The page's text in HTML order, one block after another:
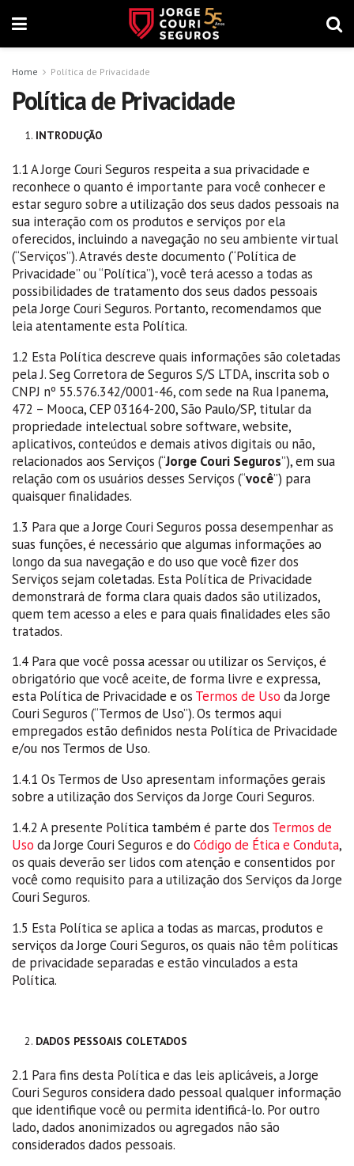
Home Política de Privacidade
Política de Privacidade
INTRODUÇÃO
1.1 A Jorge Couri Seguros respeita a sua privacidade e
reconhece o quanto é importante para você conhecer e
estar seguro sobre a utilização dos seus dados pessoais na
sua interação com os produtos e serviços por ela
oferecidos, incluindo a navegação no seu ambiente virtual
(“Serviços”). Através deste documento (“Política de
Privacidade” ou “Política”), você terá acesso a todas as
possibilidades de tratamento dos seus dados pessoais
pela Jorge Couri Seguros. Portanto, recomendamos que
leia atentamente esta Política.
1.2 Esta Política descreve quais informações são coletadas
pelaJ. Seg Corretora de Seguros S/S LTDA, inscrita sob o
CNPJ nº 55.576.342/0001-46, com sede na Rua Ipanema,
472 – Mooca, CEP 03164-200, São Paulo/SP, titular da
propriedade intelectual sobre software, website,
aplicativos, conteúdos e demais ativos digitais ou não,
relacionados aos Serviços (“Jorge Couri Seguros”), em sua
relação com os usuários desses Serviços (“você”) para
quaisquer finalidades.
1.3 Para que a Jorge Couri Seguros possa desempenhar as
suas funções, é necessário que algumas informações ao
longo da sua navegação e do uso que você fizer dos
Serviços sejam coletadas. Esta Política de Privacidade
demonstrará de forma clara quais dados são utilizados,
quem tem acesso a eles e para quais finalidades eles são
tratados.
1.4 Para que você possa acessar ou utilizar os Serviços, é
obrigatório que você aceite, de forma livre e expressa,
esta Política de Privacidade e os Termos de Uso da Jorge
Couri Seguros (“Termos de Uso”). Os termos aqui
empregados estão definidos nesta Política de Privacidade
e/ou nos Termos de Uso.
1.4.1 Os Termos de Uso apresentam informações gerais
sobre a utilização dos Serviços da Jorge Couri Seguros.
1.4.2 A presente Política também é parte dos Termos de
Uso da Jorge Couri Seguros e do Código de Ética e Conduta,
os quais deverão ser lidos com atenção e consentidos por
você como requisito para a utilização dos Serviços da Jorge
Couri Seguros.
1.5 Esta Política se aplica a todas as marcas, produtos e
serviços da Jorge Couri Seguros, os quais não têm políticas
de privacidade separadas e estão vinculados a esta
Política.
DADOS PESSOAIS COLETADOS
2.1 Para fins desta Política e das leis aplicáveis, a Jorge
Couri Seguros considera dado pessoal qualquer informação
que identifique você ou permita identificá-lo. Por outro
lado, dados anonimizados ou agregados não são
considerados dados pessoais.